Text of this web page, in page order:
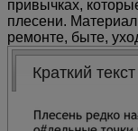
привычках,
плесени.
ремонте, быте,
Краткий